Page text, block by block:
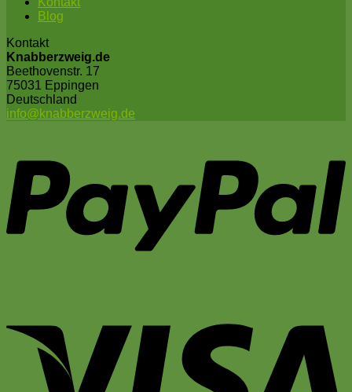
Blog
Kontakt
Knabberzweig.de
Beethovenstr. 17
75031 Eppingen
Deutschland
info@knabberzweig.de